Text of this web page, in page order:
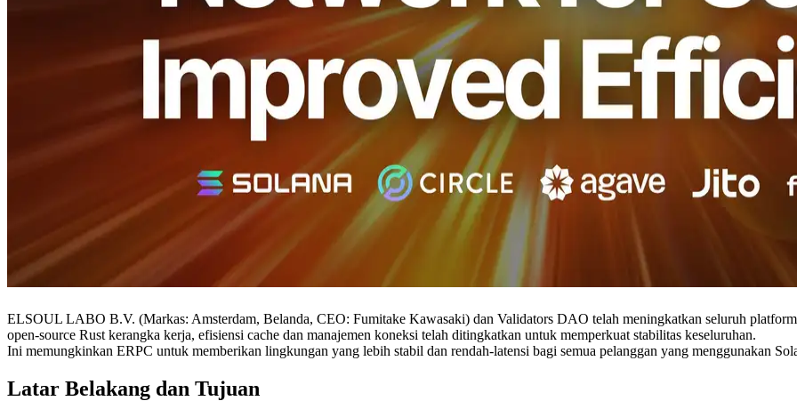
ELSOUL LABO B.V. (Markas: Amsterdam, Belanda, CEO: Fumitake Kawasaki) dan Validators DAO telah meningkatkan seluruh
open-source Rust kerangka kerja, efisiensi cache dan manajemen koneksi telah ditingkatkan untuk memperkuat stabilitas keseluruhan.
Ini memungkinkan ERPC untuk memberikan lingkungan yang lebih stabil dan rendah-latensi bagi semua pelanggan yang menggunakan
Latar Belakang dan Tujuan